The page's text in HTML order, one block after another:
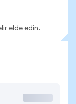
elde edin.